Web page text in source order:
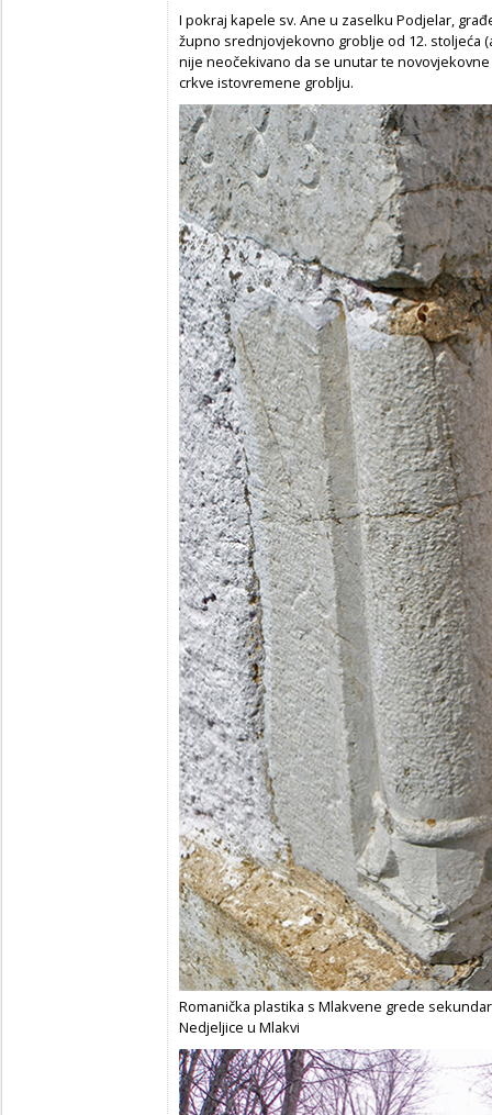
I pokraj kapele sv. Ane u zaselku Podjelar,
župno srednjovjekovno groblje od 12. stoljeća
nije neočekivano da se unutar te
crkve istovremene groblju.
Romanička plastika s Mlakvene grede
Nedjeljice u Mlakvi